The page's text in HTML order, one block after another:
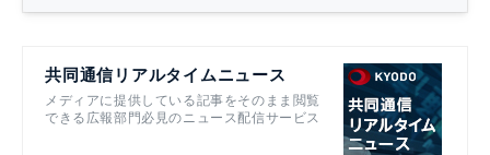
共同通信リアルタイムニュース
メディアに提供している記事をそのまま閲覧
できる広報部門必見のニュース配信サービス